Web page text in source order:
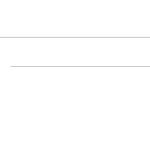
て同じような異常が出た
アルコール24％以下
可燃性固体に該当しない​